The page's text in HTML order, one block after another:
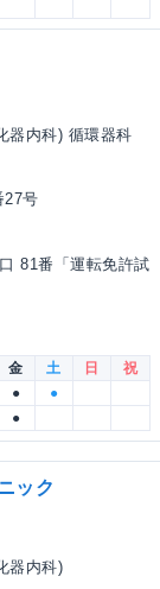
器内科) 循環器科
27号
81番「運転免許試
金 土 日
祝
●
●
●
ック
器内科)